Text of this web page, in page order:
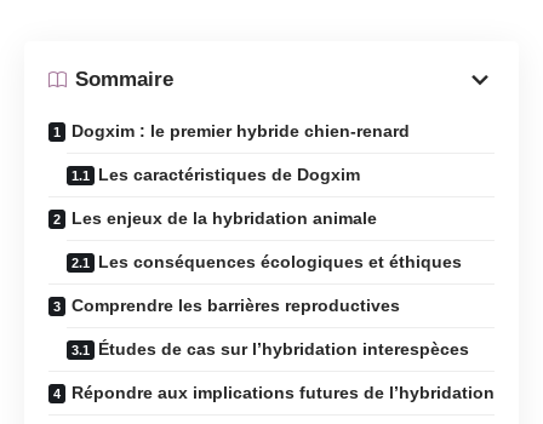
Sommaire
Dogxim : le premier hybride chien-renard
Les caractéristiques de Dogxim
Les enjeux de la hybridation animale
Les conséquences écologiques et éthiques
Comprendre les barrières reproductives
Études de cas sur l’hybridation interespèces
Répondre aux implications futures de l’hybridation